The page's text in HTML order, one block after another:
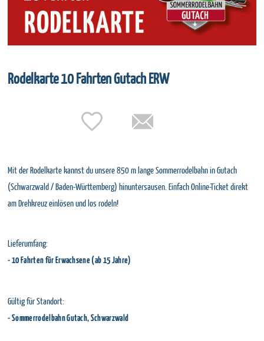
Rodelkarte 10 Fahrten Gutach ERW
Mit der Rodelkarte kannst du unsere 850 m lange Sommerrodelbahn in Gutach
(Schwarzwald / Baden-Württemberg) hinuntersausen. Einfach Online-Ticket direkt
am Drehkreuz einlösen und los rodeln!
Lieferumfang:
- 10 Fahrten für Erwachsene (ab 15 Jahre)
Gültig für Standort:
- Sommerrodelbahn Gutach, Schwarzwald